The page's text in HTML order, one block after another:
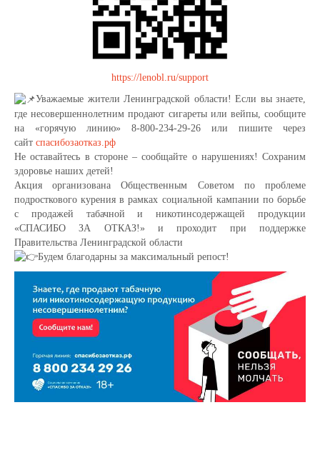
https://lenobl.ru/support
Уважаемые жители Ленинградской области! Если вы знаете,
где несовершеннолетним продают сигареты или вейпы, сообщите
на «горячую линию» 8-800-234-29-26 или пишите через
сайт спасибозаотказ.рф
Не оставайтесь в стороне – сообщайте о нарушениях! Сохраним
здоровье наших детей!
Акция организована Общественным Советом по проблеме
подросткового курения в рамках социальной кампании по борьбе
с продажей табачной и никотинсодержащей продукции
«СПАСИБО ЗА ОТКАЗ!» и проходит при поддержке
Правительства Ленинградской области
Будем благодарны за максимальный репост!